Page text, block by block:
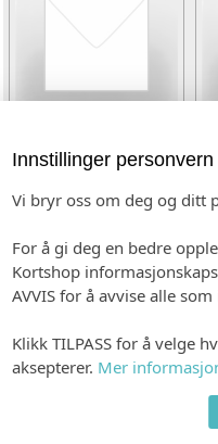
Hvit (kvadratisk)
(Emojis i teksten vil ikke bli med
Innstillinger personvern
Vi bryr oss om deg og ditt
For å gi deg en bedre
Kortshop
AVVIS for å avvise alle
Klikk TILPASS for å velge
aksepterer. Mer